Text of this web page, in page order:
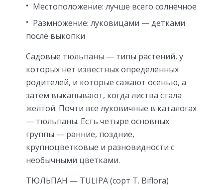
Местоположение: лучше всего солнечное
Размножение: луковицами — детками
после выкопки
Садовые тюльпаны — типы растений, у
которых нет известных определенных
родителей, и которые сажают осенью, а
затем выкапывают, когда листва стала
желтой. Почти все луковичные в каталогах
— тюльпаны. Есть четыре основных
группы — ранние, поздние,
крупноцветковые и разновидности с
необычными цветками.
ТЮЛЬПАН — TULIPA (сорт T. Biflora)